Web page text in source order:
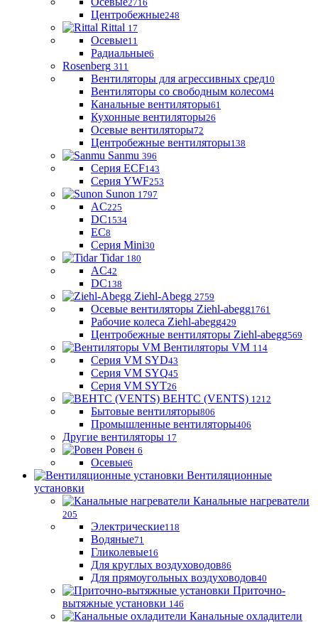
2716
Центробежные248
Rittal 17
Осевые11
Радиальные6
Rosenberg 311
Вентиляторы для агрессивных сред10
Вентиляторы со свободным колесом4
Канальные вентиляторы61
Кухонные вентиляторы26
Осевые вентиляторы72
Центробежные вентиляторы138
Sanmu 396
Серия ECF143
Серия YWF253
Sunon 1797
AC225
DC1534
EC8
Серия Mini30
Tidar 180
AC42
DC138
Ziehl-Abegg 2759
Осевые вентиляторы Ziehl-abegg1761
Рабочие колеса Ziehl-abegg429
Центробежные вентиляторы Ziehl-abegg569
Вентиляторы VM 114
Серия VM SYD43
Серия VM SYQ45
Серия VM SYT26
ВЕНТС (VENTS) 1212
Бытовые вентиляторы806
Промышленные вентиляторы406
Другие вентиляторы 17
Ровен 6
Осевые6
Вентиляционные
установки
Канальные нагреватели
205
Электрические118
Водяные71
Гликолевые16
Для круглых воздуховодов86
Для прямоугольных воздуховодов40
Приточно-
вытяжные установки 146
Канальные охладители